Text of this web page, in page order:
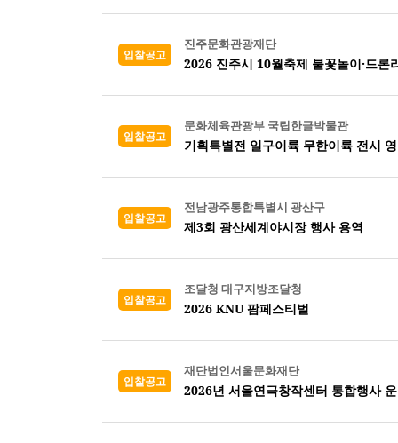
입찰공고
진주문화관광재단
2026 진주시 10월축제 불꽃놀이·드론
입찰공고
문화체육관광부 국립한글박물관
기획특별전 일구이륙 무한이륙 전시
입찰공고
전남광주통합특별시 광산구
제3회 광산세계야시장 행사 용역
입찰공고
조달청 대구지방조달청
2026 KNU 팜페스티벌
입찰공고
재단법인서울문화재단
2026년 서울연극창작센터 통합행사